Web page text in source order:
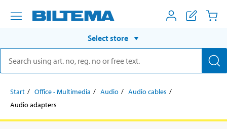
Select store
Start Office - Multimedia Audio
Audio cables
Audio adapters